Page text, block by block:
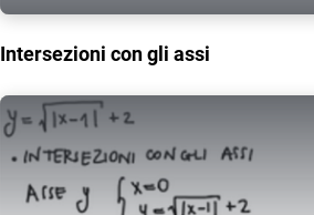
Intersezioni con gli assi